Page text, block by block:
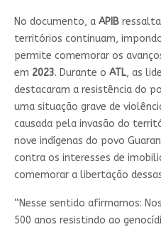
No documento, a APIBressalta
territórios continuam,
permite comemorar os
em 2023. Durante o ATL, as
destacaram a resistência do
uma situação grave de
causada pela invasão do
nove indígenas do povo
contra os interesses de
comemorar a libertação
“Nesse sentido afirmamos:
500 anos resistindo ao